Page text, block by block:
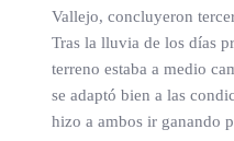
Vallejo, concluyeron
Tras la lluvia de los días
terreno estaba a medio
se adaptó bien a las
hizo a ambos ir ganando